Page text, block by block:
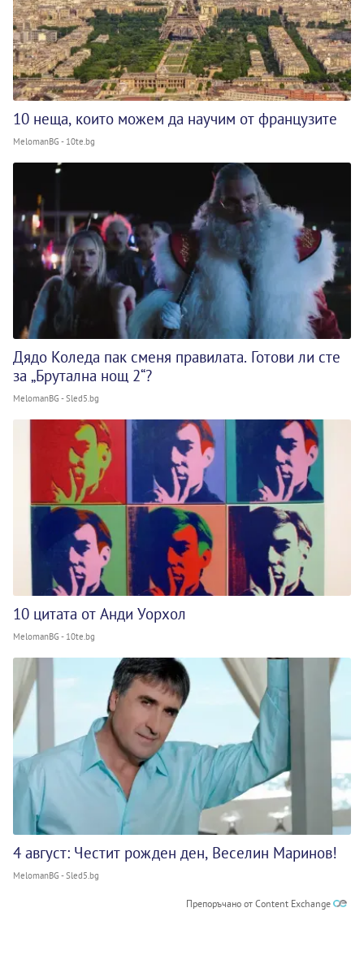
10 неща, които можем да научим от французите
MelomanBG - 10te.bg
Дядо Коледа пак сменя правилата. Готови ли сте
за „Брутална нощ 2“?
MelomanBG - Sled5.bg
10 цитата от Анди Уорхол
MelomanBG - 10te.bg
4 август: Честит рожден ден, Веселин Маринов!
MelomanBG - Sled5.bg
Препоръчано от Content Exchange